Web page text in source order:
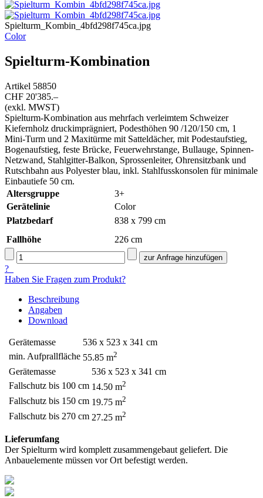
Spielturm_Kombin_4bfd298f745ca.jpg
Color
Spielturm-Kombination
Artikel 58850
CHF 20'385.–
(exkl. MWST)
Spielturm-Kombination aus mehrfach verleimtem Schweizer
Kiefernholz druckimprägniert, Podesthöhen 90 /120/150 cm, 1
Mini-Turm und 2 Maxitürme mit Satteldächer, mit Podestaufstieg,
Bogenaufstieg, feste Brücke, Feuerwehrstange, Bullauge, Spinnen-
Netzwand, Stahlgitter-Balkon, Sprossenleiter, Ohrensitzbank und
Rutschbahn aus Polyester blau, inkl. Stahlfusskonsolen für minimale
Einbautiefe 50 cm.
Altersgruppe
3+
Gerätelinie
Color
Platzbedarf
838 x 799 cm
Fallhöhe
226 cm
?
Haben Sie Fragen zum Produkt?
Beschreibung
Angaben
Download
Gerätemasse
536 x 523 x 341 cm
min. Aufprallfläche 55.85 m2
Gerätemasse
536 x 523 x 341 cm
Fallschutz bis 100 cm 14.50 m2
Fallschutz bis 150 cm 19.75 m2
Fallschutz bis 270 cm 27.25 m2
Lieferumfang
Der Spielturm wird komplett zusammengebaut geliefert. Die
Anbauelemente müssen vor Ort befestigt werden.